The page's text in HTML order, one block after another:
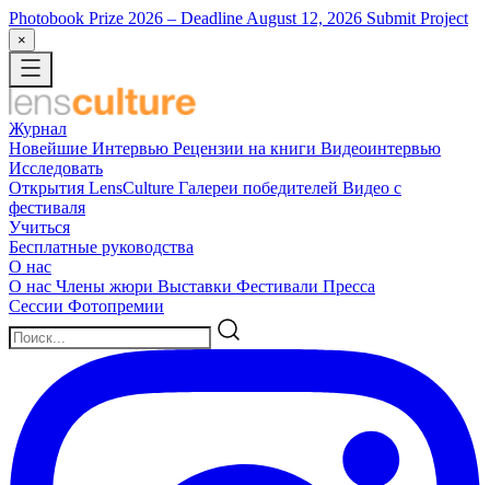
Photobook Prize 2026 – Deadline August 12, 2026 Submit Project
×
Журнал
Новейшие Интервью Рецензии на книги Видеоинтервью
Исследовать
Открытия LensCulture Галереи победителей Видео с
фестиваля
Учиться
Бесплатные руководства
О нас
О нас Члены жюри Выставки Фестивали Пресса
Сессии Фотопремии